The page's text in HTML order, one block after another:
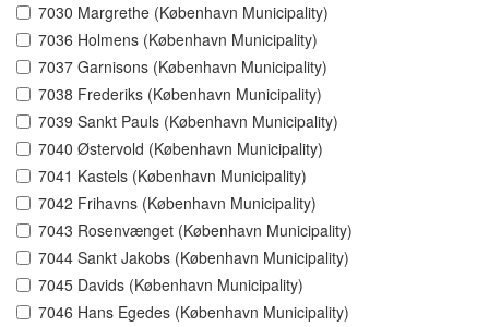
7030 Margrethe (København Municipality)
7036 Holmens (København Municipality)
7037 Garnisons (København Municipality)
7038 Frederiks (København Municipality)
7039 Sankt Pauls (København Municipality)
7040 Østervold (København Municipality)
7041 Kastels (København Municipality)
7042 Frihavns (København Municipality)
7043 Rosenvænget (København Municipality)
7044 Sankt Jakobs (København Municipality)
7045 Davids (København Municipality)
7046 Hans Egedes (København Municipality)